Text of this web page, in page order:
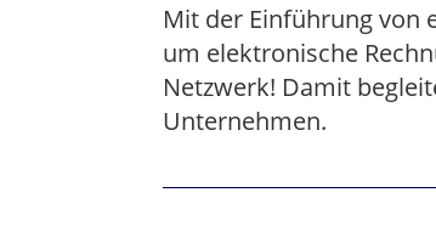
Mit der Einführung von
um elektronische
Netzwerk! Damit
Unternehmen.